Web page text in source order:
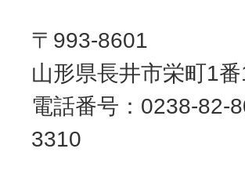
〒993-8601
山形県長井市栄町1
電話番号：0238-82-
3310